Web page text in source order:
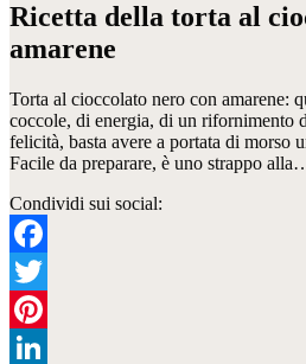
Ricetta della torta al
amarene
Torta al cioccolato nero con amarene:
coccole, di energia, di un rifornimento
felicità, basta avere a portata di morso
Facile da preparare, è uno strappo
Condividi sui social:
Facebook
Twitter
Pinterest